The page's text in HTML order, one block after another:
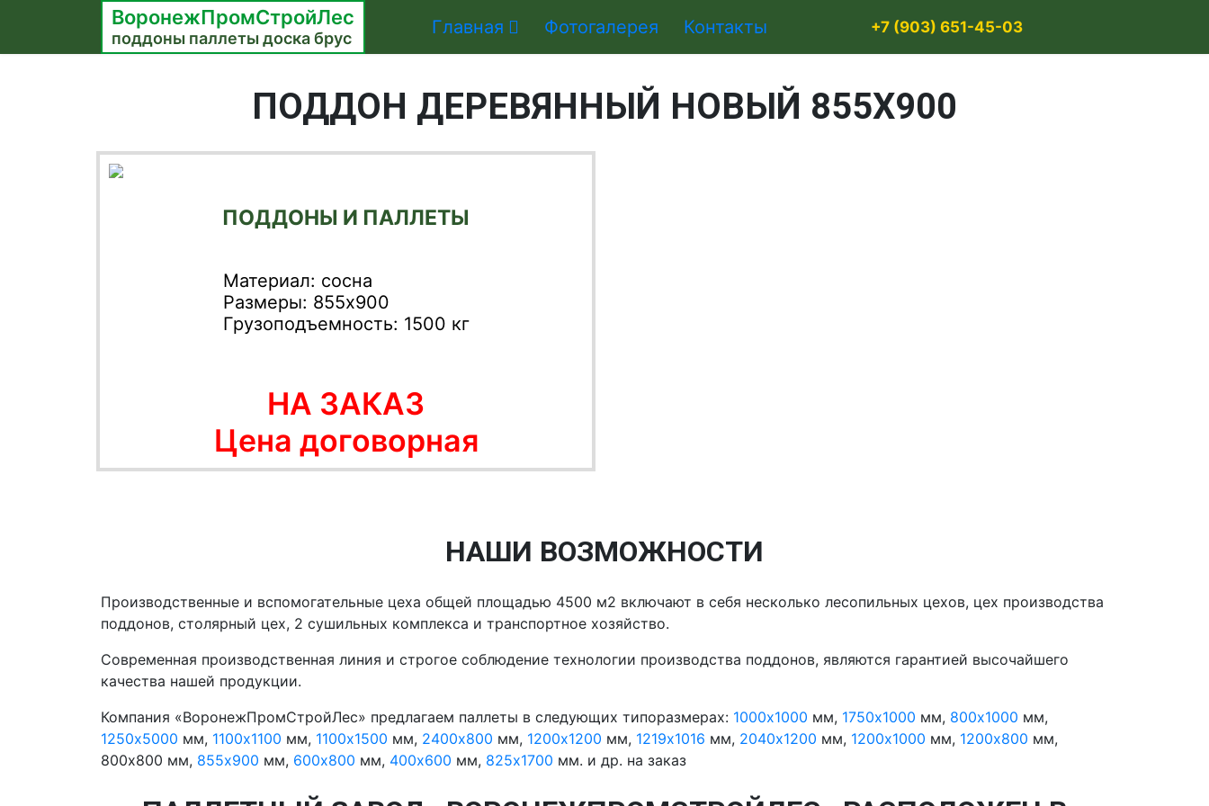
ВоронежПромСтройЛес
поддоны паллеты доска брус
Главная Фотогалерея Контакты +7 (903) 651-45-03
ПОДДОН ДЕРЕВЯННЫЙ НОВЫЙ 855Х900
ПОДДОНЫ И ПАЛЛЕТЫ
Материал: сосна
Размеры: 855х900
Грузоподъемность: 1500 кг
НА ЗАКАЗ
Цена договорная
НАШИ ВОЗМОЖНОСТИ
Производственные и вспомогательные цеха общей площадью 4500 м2 включают в себя несколько лесопильных цехов, цех производства
поддонов, столярный цех, 2 сушильных комплекса и транспортное хозяйство.
Современная производственная линия и строгое соблюдение технологии производства поддонов, являются гарантией высочайшего
качества нашей продукции.
Компания «ВоронежПромСтройЛес» предлагаем паллеты в следующих типоразмерах: 1000x1000 мм, 1750х1000 мм, 800х1000 мм,
1250х5000 мм, 1100х1100 мм, 1100х1500 мм, 2400х800 мм, 1200х1200 мм, 1219х1016 мм, 2040х1200 мм, 1200х1000 мм, 1200х800 мм,
800x800 мм, 855х900 мм, 600х800 мм, 400х600 мм, 825х1700 мм. и др. на заказ